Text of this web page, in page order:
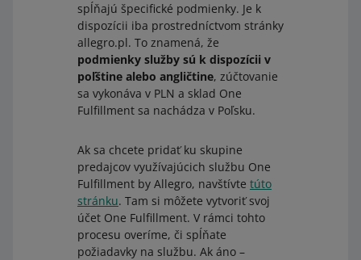
spĺňajú špecifické podmienky. Je k
dispozícii iba prostredníctvom stránky
allegro.pl. To znamená, že
podmienky služby sú k dispozícii v
poľštine alebo angličtine, zúčtovanie
sa vykonáva v PLN a sklad One
Fulfillment sa nachádza v Poľsku.
Ak sa chcete pridať ku skupine
predajcov využívajúcich službu One
Fulfillment by Allegro, navštívte túto
stránku. Tam si môžete vytvoriť svoj
účet One Fulfillment. V rámci tohto
procesu overíme, či spĺňate
požiadavky na službu. Ak áno –